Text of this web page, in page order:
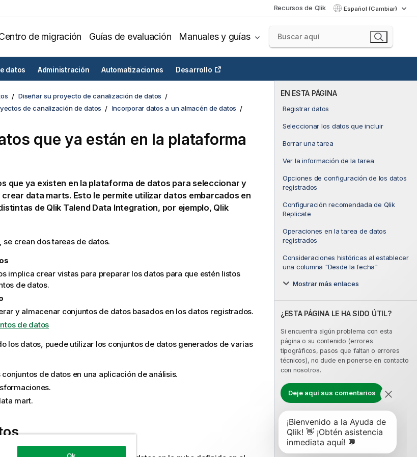
Recursos de Qlik Español (Cambiar)
de migración Guías de evaluación Manuales y guías
datos Administración Automatizaciones Desarrollo
EN ESTA PÁGINA
Registrar datos
Seleccionar los datos que incluir
Borrar una tarea
Ver la información de la tarea
Opciones de configuración de los datos
registrados
Configuración recomendada de Qlik
Replicate
Operaciones en la tarea de datos
registrados
Consideraciones históricas al establecer
una columna "Desde la fecha"
Mostrar más enlaces
¿ESTA PÁGINA LE HA SIDO ÚTIL?
Si encuentra algún problema con esta
página o su contenido (errores
tipográficos, pasos que faltan o errores
técnicos), no dude en ponerse en contacto
con nosotros.
Deje aquí sus comentarios
Diseñar su proyecto de canalización de datos
de canalización de datos
Incorporar datos a un almacén de datos
que ya están en la plataforma
que ya existen en la plataforma de datos para seleccionar y
data marts. Esto le permite utilizar datos embarcados en
de Qlik Talend Data Integration, por ejemplo, Qlik
crean dos tareas de datos.
implica crear vistas para preparar los datos para que estén listos
de datos.
y almacenar conjuntos de datos basados en los datos registrados.
de datos
los datos, puede utilizar los conjuntos de datos generados de varias
conjuntos de datos en una aplicación de análisis.
mart.